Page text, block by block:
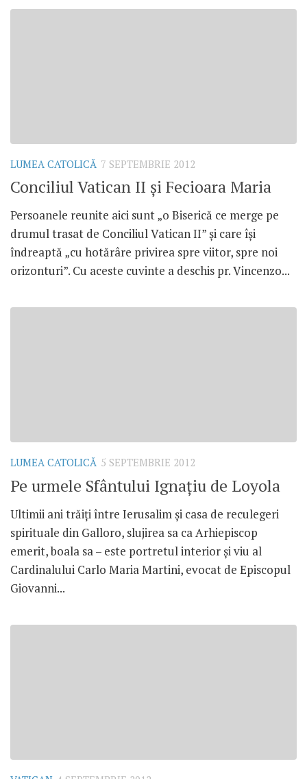
LUMEA CATOLICĂ 7 SEPTEMBRIE 2012
Conciliul Vatican II şi Fecioara Maria
Persoanele reunite aici sunt „o Biserică ce merge pe
drumul trasat de Conciliul Vatican II” şi care îşi
îndreaptă „cu hotărâre privirea spre viitor, spre noi
orizonturi”. Cu aceste cuvinte a deschis pr. Vincenzo...
LUMEA CATOLICĂ 5 SEPTEMBRIE 2012
Pe urmele Sfântului Ignaţiu de Loyola
Ultimii ani trăiţi între Ierusalim şi casa de reculegeri
spirituale din Galloro, slujirea sa ca Arhiepiscop
emerit, boala sa – este portretul interior şi viu al
Cardinalului Carlo Maria Martini, evocat de Episcopul
Giovanni...